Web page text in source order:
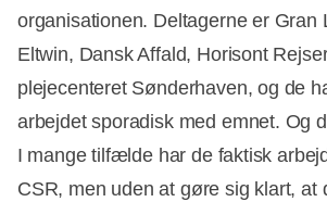
organisationen. Deltagerne er Gran
Eltwin, Dansk Affald, Horisont
plejecenteret Sønderhaven, og de
arbejdet sporadisk med emnet. Og
I mange tilfælde har de faktisk
CSR, men uden at gøre sig klart, at